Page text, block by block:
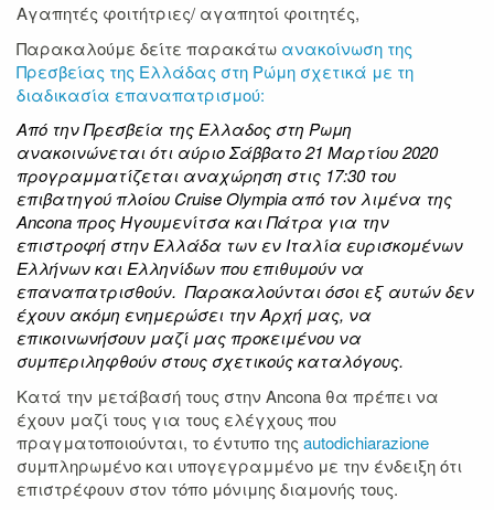
Αγαπητές φοιτήτριες/ αγαπητοί φοιτητές,
Παρακαλούμε δείτε παρακάτω ανακοίνωση της
Πρεσβείας της Ελλάδας στη Ρώμη σχετικά με τη
διαδικασία επαναπατρισμού:
Από την Πρεσβεία της Ελλαδος στη Ρωμη
ανακοινώνεται ότι αύριο Σάββατο 21 Μαρτίου 2020
προγραμματίζεται αναχώρηση στις 17:30 του
επιβατηγού πλοίου Cruise Olympia από τον λιμένα της
Ancona προς Ηγουμενίτσα και Πάτρα για την
επιστροφή στην Ελλάδα των εν Ιταλία ευρισκομένων
Ελλήνων και Ελληνίδων που επιθυμούν να
επαναπατρισθούν. Παρακαλούνται όσοι εξ αυτών δεν
έχουν ακόμη ενημερώσει την Αρχή μας, να
επικοινωνήσουν μαζί μας προκειμένου να
συμπεριληφθούν στους σχετικούς καταλόγους.
Κατά την μετάβασή τους στην Ancona θα πρέπει να
έχουν μαζί τους για τους ελέγχους που
πραγματοποιούνται, το έντυπο της autodichiarazione
συμπληρωμένο και υπογεγραμμένο με την ένδειξη ότι
επιστρέφουν στον τόπο μόνιμης διαμονής τους.